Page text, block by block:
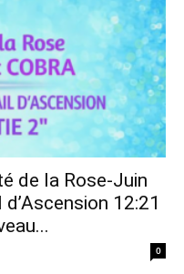
de la Rose-Juin
12:21
0